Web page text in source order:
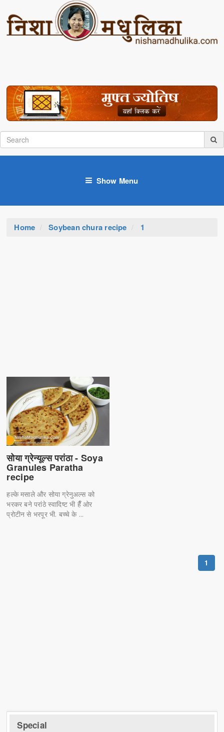
Show Menu
Home Soybean chura recipe 1
सोया ग्रेन्यूल्स परांठा - Soya
Granules Paratha
recipe
हल्के मसाले और सोया ग्रेनुअल्स को
भरकर बने परांठे स्वादिष्ट भी हैँ ओर
प्रोटीन से भरपूर भी. बच्चे के ...
1
Special